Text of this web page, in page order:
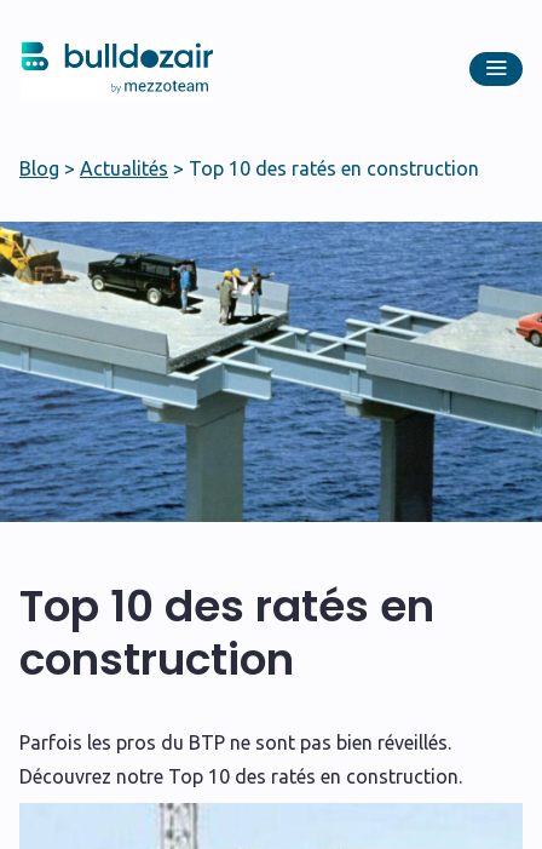
Blog > Actualités > Top 10 des ratés en construction
Top 10 des ratés en
construction
Parfois les pros du BTP ne sont pas bien réveillés.
Découvrez notre Top 10 des ratés en construction.